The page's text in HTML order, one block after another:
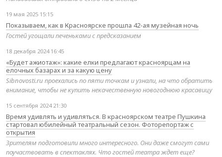
19 мая 2025 15:15
Показываем, как в Красноярске прошла 42-ая музейная ночь
Гостей угощали печеньками с предсказанием
18 декабря 2024 16:45
«Будет ажиотаж»: какие елки предлагают красноярцам на
елочных базарах и за какую цену
Sibnovosti.ru проехались по пяти точкам и узнали, на что обратить
внимание, чтобы не купить некачественную новогоднюю красавицу
15 сентября 2024 21:30
Время удивлять и удивляться. В красноярском театре Пушкина
стартовал юбилейный театральный сезон. Фоторепортаж с
открытия
Зрителям подготовили много интересного. Они даже смогут сами
поучаствовать в спектаклях. Что гостей театра ждет еще?